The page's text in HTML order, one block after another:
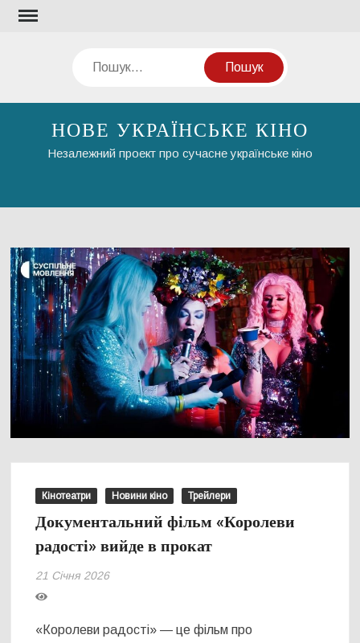
Перейти
Пошук
НОВЕ УКРАЇНСЬКЕ КІНО
Незалежний проект про сучасне українське кіно
Кінотеатри Новини кіно Трейлери
Документальний фільм «Королеви
радості» вийде в прокат
21 Січня 2026
«Королеви радості» — це фільм про